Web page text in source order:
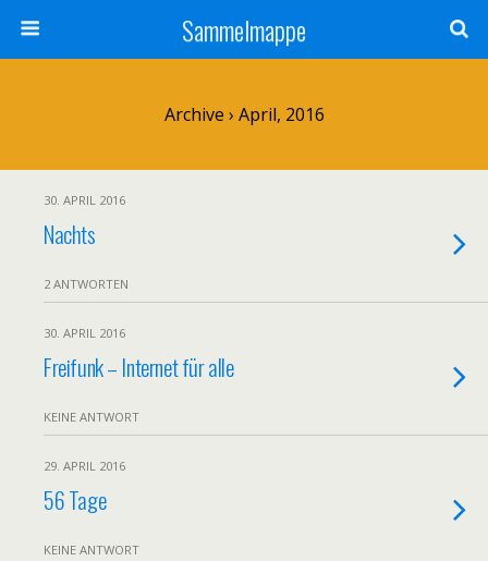
Sammelmappe
Archive › April, 2016
30. APRIL 2016
Nachts
2 ANTWORTEN
30. APRIL 2016
Freifunk – Internet für alle
KEINE ANTWORT
29. APRIL 2016
56 Tage
KEINE ANTWORT